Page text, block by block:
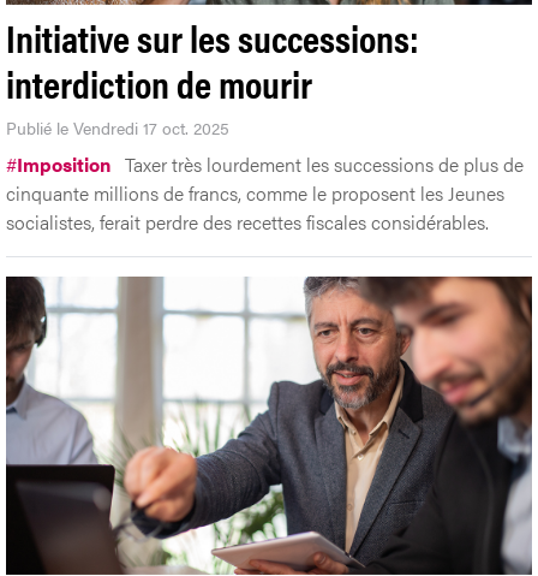
Initiative sur les successions:
interdiction de mourir
Publié le Vendredi 17 oct. 2025
#Imposition Taxer très lourdement les successions de plus de
cinquante millions de francs, comme le proposent les Jeunes
socialistes, ferait perdre des recettes fiscales considérables.